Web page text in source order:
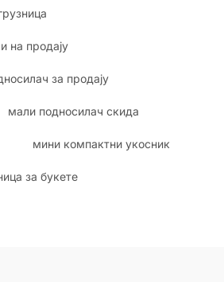
на продају
за продају
мали подносилач скида
мини компактни укосник
за букете